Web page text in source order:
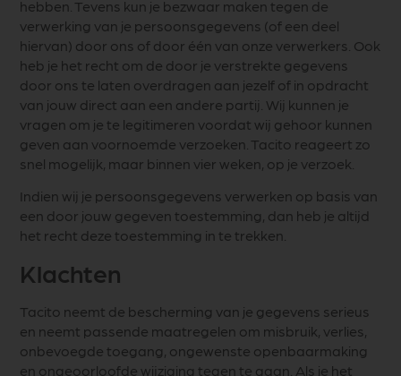
hebben. Tevens kun je bezwaar maken tegen de
verwerking van je persoonsgegevens (of een deel
hiervan) door ons of door één van onze verwerkers. Ook
heb je het recht om de door je verstrekte gegevens
door ons te laten overdragen aan jezelf of in opdracht
van jouw direct aan een andere partij. Wij kunnen je
vragen om je te legitimeren voordat wij gehoor kunnen
geven aan voornoemde verzoeken. Tacito reageert zo
snel mogelijk, maar binnen vier weken, op je verzoek.
Indien wij je persoonsgegevens verwerken op basis van
een door jouw gegeven toestemming, dan heb je altijd
het recht deze toestemming in te trekken.
Klachten
Tacito neemt de bescherming van je gegevens serieus
en neemt passende maatregelen om misbruik, verlies,
onbevoegde toegang, ongewenste openbaarmaking
en ongeoorloofde wijziging tegen te gaan. Als je het